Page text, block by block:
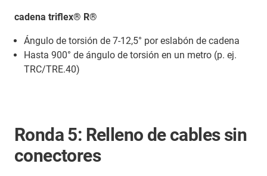
cadena triflex® R®
Ángulo de torsión de 7-12,5° por eslabón de cadena
Hasta 900° de ángulo de torsión en un metro (p. ej.
TRC/TRE.40)
Ronda 5: Relleno de cables sin
conectores